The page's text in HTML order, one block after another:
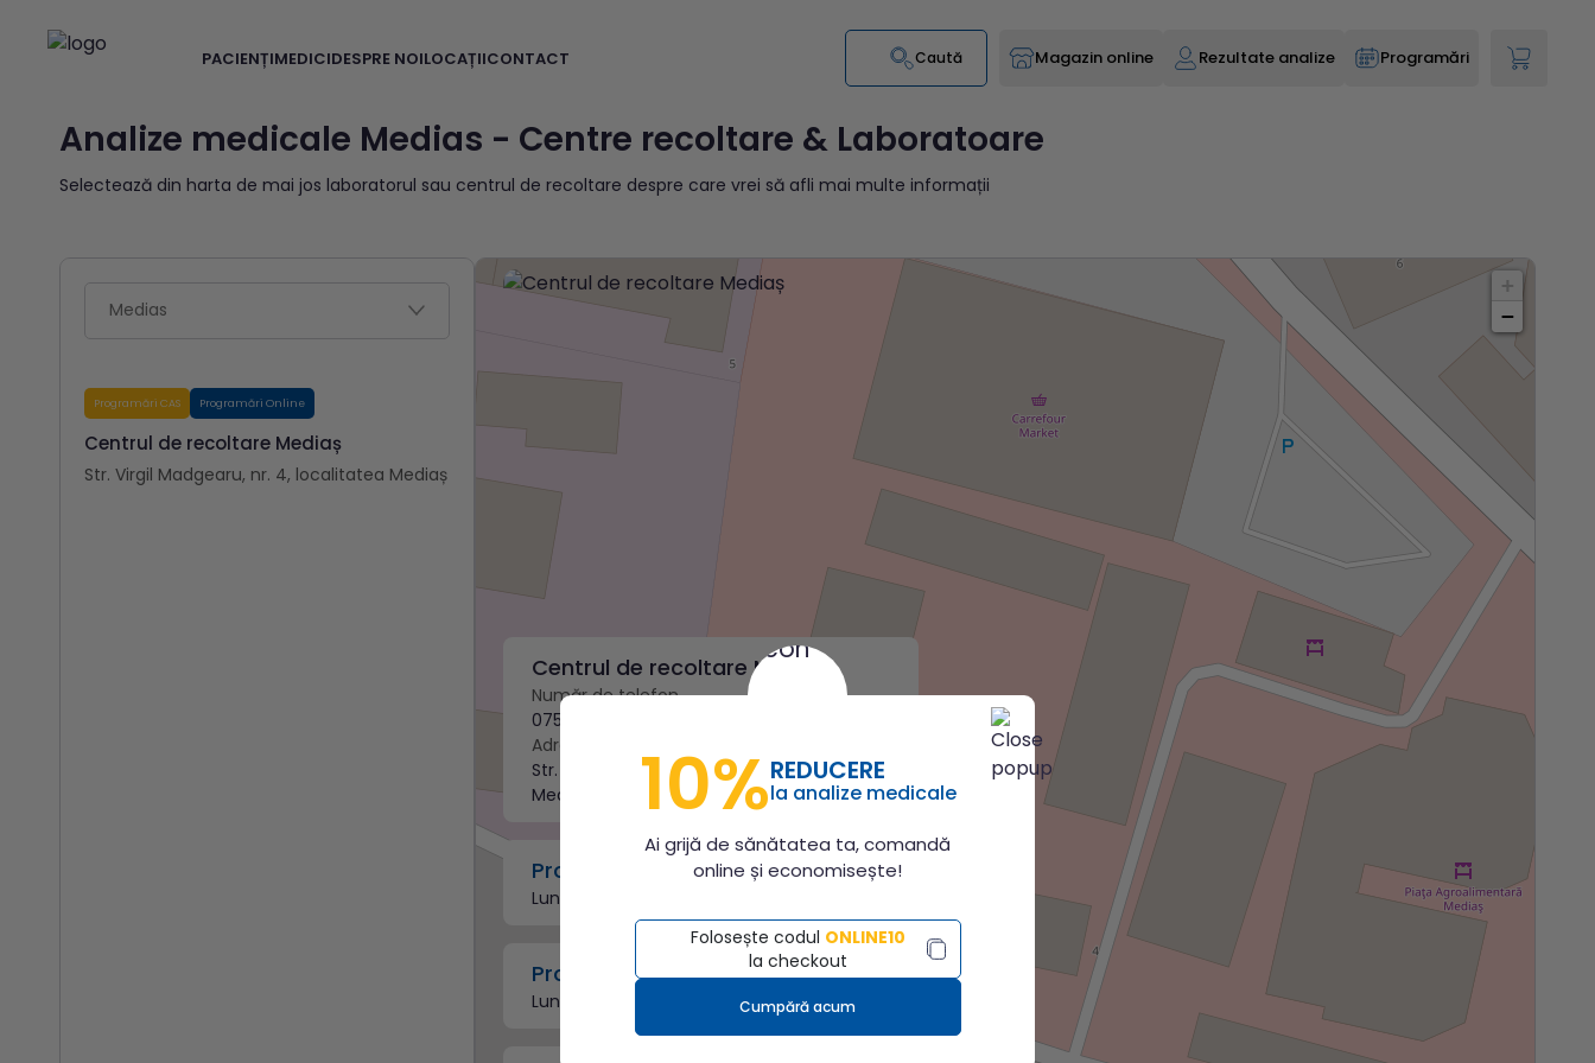
PACIENȚIMEDICIDESPRE NOILOCAȚIICONTACT Caută Magazin online Rezultate analize Programări
Analize medicale Medias - Centre recoltare & Laboratoare
Selectează din harta de mai jos laboratorul sau centrul de recoltare despre care vrei să afli mai multe informații
Programări CAS Programări Online
Centrul de recoltare Mediaș
Str. Virgil Madgearu, nr. 4, localitatea Mediaș
Centrul de recoltare Mediaș
Număr de telefon
0755 081 415
Adresă
Str. Virgil Madgearu, nr. 4, localitatea
Mediaș
Program de lucru
Luni - Vineri:
Program de recoltare
Luni - Vineri: 07:00 - 13:00
+
−
10%REDUCERE
la analize medicale
Ai grijă de sănătatea ta, comandă
online și economisește!
Folosește codul ONLINE10
la checkout
Cumpără acum